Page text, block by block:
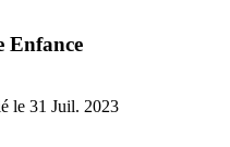
Enfance
le 31 Juil. 2023